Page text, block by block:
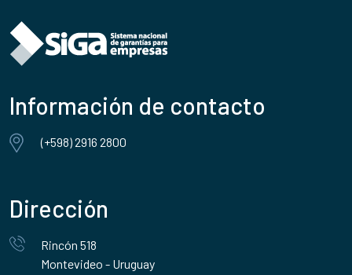
Información de contacto
(+598) 2916 2800
Dirección
Rincón 518
Montevideo - Uruguay